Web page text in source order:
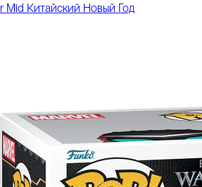
Mid Китайский Новый Год